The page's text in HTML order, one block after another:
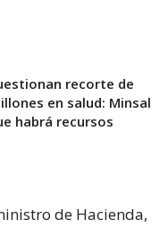
recorte de
en salud: Minsal
habrá recursos
de Hacienda,